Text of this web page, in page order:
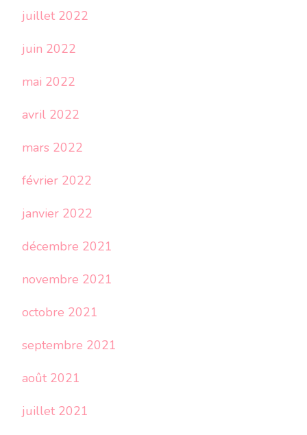
juillet 2022
juin 2022
mai 2022
avril 2022
mars 2022
février 2022
janvier 2022
décembre 2021
novembre 2021
octobre 2021
septembre 2021
août 2021
juillet 2021